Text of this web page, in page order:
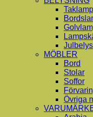
MÖBLER
Bord
Stolar
Soffor
Övriga